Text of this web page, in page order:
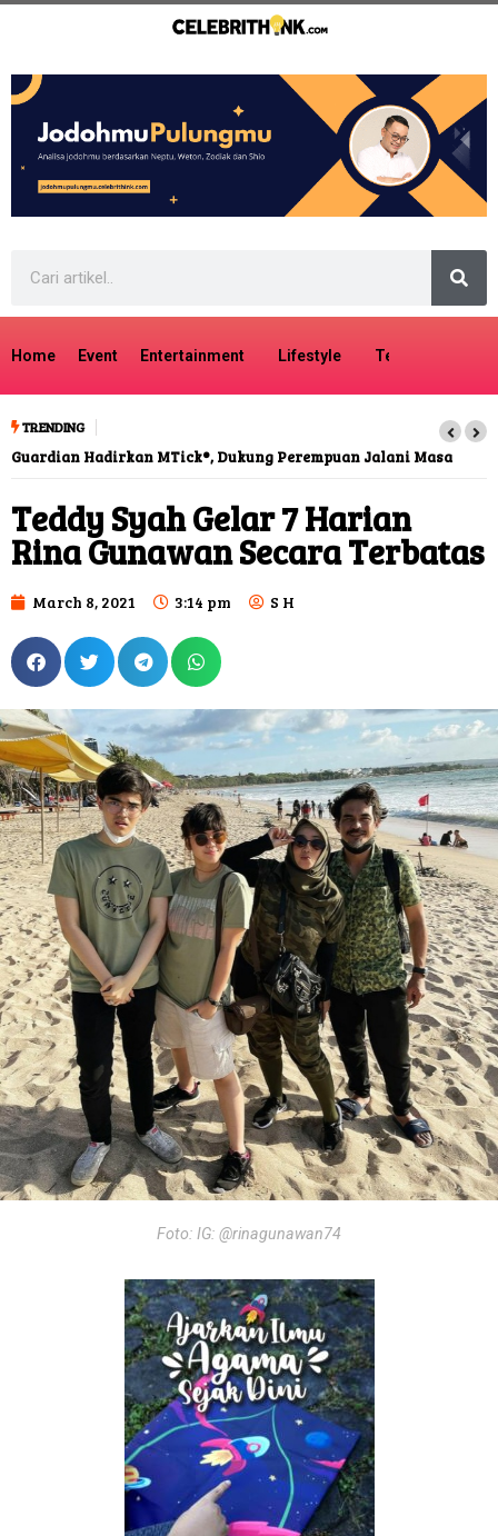
Home Event Entertainment Lifestyle Tech
TRENDING
Guardian Hadirkan MTick®, Dukung Perempuan Jalani Masa
Teddy Syah Gelar 7 Harian
Rina Gunawan Secara Terbatas
March 8, 2021 3:14 pm S H
Foto: IG: @rinagunawan74